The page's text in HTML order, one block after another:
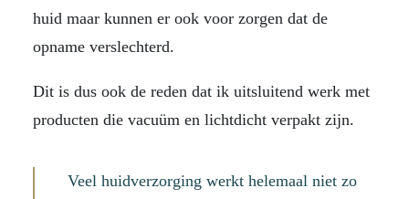
huid maar kunnen er ook voor zorgen dat de
opname verslechterd.
Dit is dus ook de reden dat ik uitsluitend werk met
producten die vacuüm en lichtdicht verpakt zijn.
Veel huidverzorging werkt helemaal niet zo